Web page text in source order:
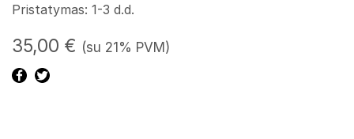
Pristatymas: 1-3 d.d.
35,00 € (su 21% PVM)